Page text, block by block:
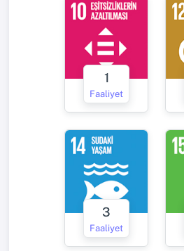
1
Faaliyet
3
Faaliyet